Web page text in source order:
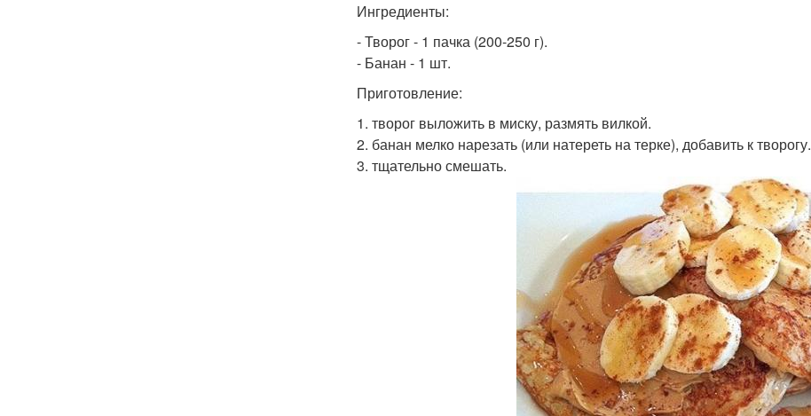
Ингредиенты:
- Творог - 1 пачка (200-250 г).
- Банан - 1 шт.
Приготовление:
1. творог выложить в миску, размять вилкой.
2. банан мелко нарезать (или натереть на терке), добавить к творогу.
3. тщательно смешать.